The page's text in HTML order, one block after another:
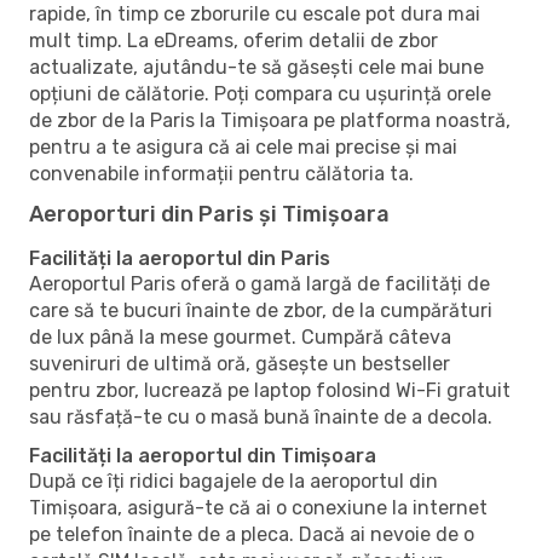
rapide, în timp ce zborurile cu escale pot dura mai
mult timp. La eDreams, oferim detalii de zbor
actualizate, ajutându-te să găsești cele mai bune
opțiuni de călătorie. Poți compara cu ușurință orele
de zbor de la Paris la Timișoara pe platforma noastră,
pentru a te asigura că ai cele mai precise și mai
convenabile informații pentru călătoria ta.
Aeroporturi din Paris și Timișoara
Facilități la aeroportul din Paris
Aeroportul Paris oferă o gamă largă de facilități de
care să te bucuri înainte de zbor, de la cumpărături
de lux până la mese gourmet. Cumpără câteva
suveniruri de ultimă oră, găsește un bestseller
pentru zbor, lucrează pe laptop folosind Wi-Fi gratuit
sau răsfață-te cu o masă bună înainte de a decola.
Facilități la aeroportul din Timișoara
După ce îți ridici bagajele de la aeroportul din
Timișoara, asigură-te că ai o conexiune la internet
pe telefon înainte de a pleca. Dacă ai nevoie de o